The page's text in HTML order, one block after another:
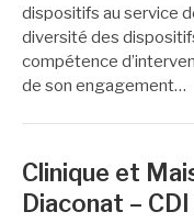
dispositifs au service
diversité des
compétence
de son engagement…
Clinique et
Diaconat –